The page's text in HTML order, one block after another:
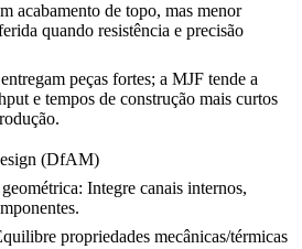
acabamento de topo, mas menor
quando resistência e precisão
peças fortes; a MJF tende a
e tempos de construção mais curtos
(DfAM)
Integre canais internos,
propriedades mecânicas/térmicas